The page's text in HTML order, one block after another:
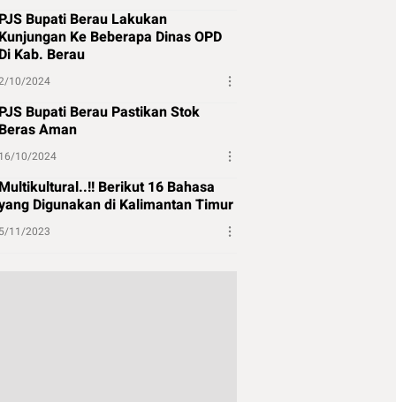
PJS Bupati Berau Lakukan
Kunjungan Ke Beberapa Dinas OPD
Di Kab. Berau
10/2024
PJS Bupati Berau Pastikan Stok
Beras Aman
16/10/2024
Multikultural..!! Berikut 16 Bahasa
Digunakan di Kalimantan Timur
5/11/2023